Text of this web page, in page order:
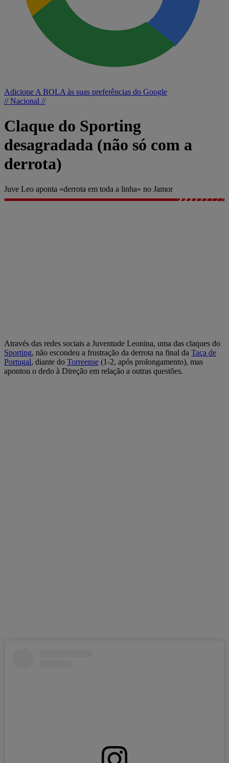
Adicione A BOLA às suas preferências do Google
// Nacional //
Claque do Sporting
desagradada (não só com a
derrota)
Juve Leo aponta «derrota em toda a linha» no Jamor
Através das redes sociais a Juventude Leonina, uma das claques do
Sporting, não escondeu a frustração da derrota na final da Taça de
Portugal, diante do Torreense (1-2, após prolongamento), mas
apontou o dedo à Direção em relação a outras questões.